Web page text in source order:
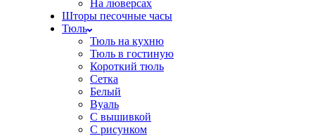
На люверсах
Шторы песочные часы
Тюль
Тюль на кухню
Тюль в гостиную
Короткий тюль
Сетка
Белый
Вуаль
С вышивкой
С рисунком